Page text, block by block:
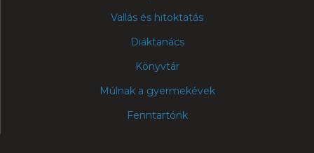
Vallás és hitoktatás
Diáktanács
Könyvtár
Múlnak a gyermekévek
Fenntartónk